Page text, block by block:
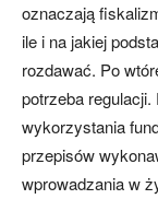
oznaczają
ile i na jakiej
rozdawać. Po
potrzeba
wykorzystania
przepisów
wprowadzania w